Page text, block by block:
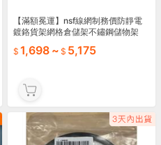
【滿額冕運】nsf線網制務價防靜電
鍍鉻貨架網格倉儲架不鏽鋼儲物架
1,698 ~ 5,175